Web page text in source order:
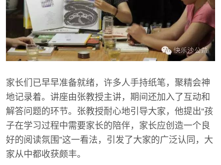
家长们已早早准备就绪，许多人手持纸笔，聚精会神
地记录着。讲座由张教授主讲，期间还加入了互动和
解答问题的环节。张教授耐心地引导大家，他提出“孩
子在学习过程中需要家长的陪伴，家长应创造一个良
好的阅读氛围”这一看法，引发了大家的广泛认同，大
家从中都收获颇丰。